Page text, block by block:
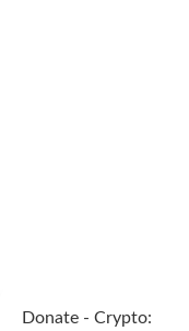
Donate - Crypto: